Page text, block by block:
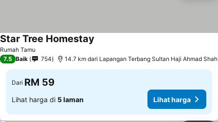
Rumah Tamu
Star Tree Homestay
7.5 Baik 754 14.7 km dari Lapangan Terbang Sultan Haji Ahmad Shah
Dari RM 59
Lihat harga di 5 laman Lihat harga